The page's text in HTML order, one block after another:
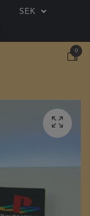
SEK
0